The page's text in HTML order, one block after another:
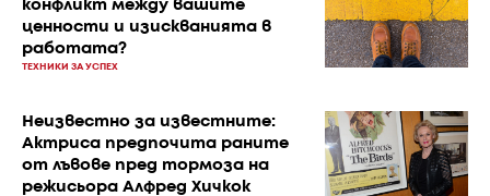
конфликт между вашите
ценности и изискванията в
работата?
ТЕХНИКИ ЗА УСПЕХ
Неизвестно за известните:
Актриса предпочита раните
от лъвове пред тормоза на
режисьора Алфред Хичкок